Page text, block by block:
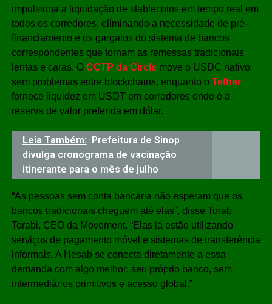
impulsiona a liquidação de stablecoins em tempo real em
todos os corredores, eliminando a necessidade de pré-
financiamento e os gargalos do sistema de bancos
correspondentes que tornam as remessas tradicionais
lentas e caras. O CCTP da Circlemove o USDC nativo
sem problemas entre blockchains, enquanto o Tether
fornece liquidez em USDT em corredores onde é a
reserva de valor preferida em dólar.
Leia Também: Prefeitura de Sinop
divulga cronograma de vacinação
itinerante para o mês de julho
“As pessoas sem conta bancária não esperam que os
bancos tradicionais cheguem até elas”, disse Torab
Torabi, CEO da Movement. “Elas já estão utilizando
serviços de pagamento móvel e sistemas de transferência
informais. A Hesab se conecta diretamente a essa
demanda com algo melhor: seu próprio banco, sem
intermediários primitivos e acesso global.”